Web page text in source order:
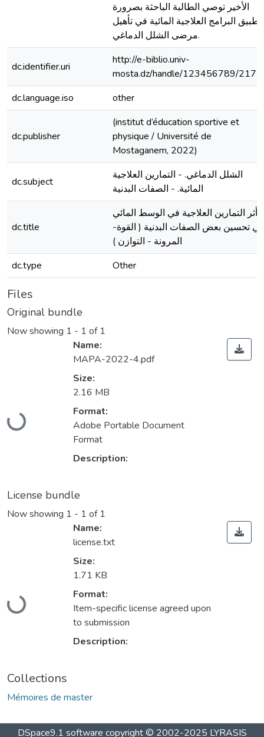
الأخير توصي الطالبة الباحثة بصرورة
تطبيق البرامج العلاجية المائية في تأهيل
مرضى الشلل الدماغي.
dc.identifier.uri
http://e-biblio.univ-
mosta.dz/handle/123456789/
dc.language.iso
other
dc.publisher
(institut d’éducation sportive et
physique / Université de
Mostaganem, 2022)
dc.subject
الشلل الدماغي. - التمارين العلاجية
المائية. - الصفات البدنية
dc.title
أثر التمارين العلاجية في الوسط المائي
في تحسين بعض الصفات البدنية ( القوة-
المرونة - التوازن )
dc.type
Other
Files
Original bundle
Now showing 1 - 1 of 1
Loading...
Name:
MAPA-2022-4.pdf
Size:
2.16 MB
Format:
Adobe Portable Document
Format
Description:
License bundle
Now showing 1 - 1 of 1
Loading...
Name:
license.txt
Size:
1.71 KB
Format:
Item-specific license agreed upon
to submission
Description:
Collections
Mémoires de master
DSpace9.1 software copyright © 2002-2025 LYRASIS